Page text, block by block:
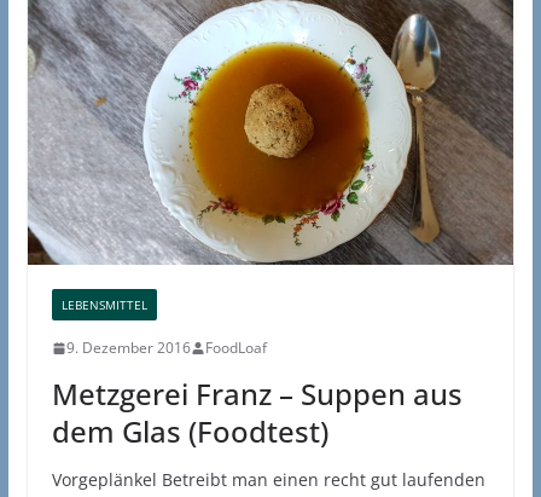
LEBENSMITTEL
9. Dezember 2016 FoodLoaf
Metzgerei Franz – Suppen aus
dem Glas (Foodtest)
Vorgeplänkel Betreibt man einen recht gut laufenden